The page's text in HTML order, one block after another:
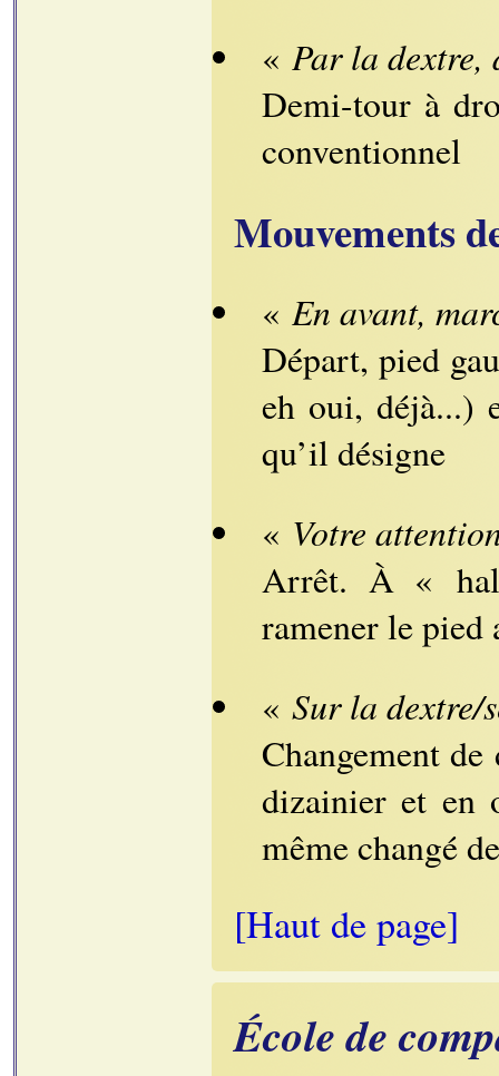
« Par la dextre,
Demi-tour à
conventionnel
Mouvements
« En avant,
Départ, pied
eh oui, déjà...)
qu’il désigne
« Votre
Arrêt. À «
ramener le pied
« Sur la dextre/
Changement
dizainier et en
même changé
[Haut de page]
École de